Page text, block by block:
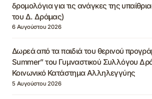
δρομολόγια για τις ανάγκες της
του Δ. Δράμας)
6 Αυγούστου 2026
Δωρεά από τα παιδιά του θερινού
Summer” του Γυμναστικού Συλλόγου
Κοινωνικό Κατάστημα Αλληλεγγύης
5 Αυγούστου 2026